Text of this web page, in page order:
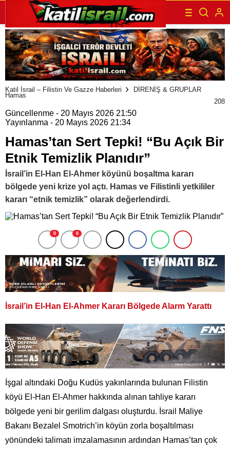
Katil İsrail – Filistin Ve Gazze Haberleri DİRENİŞ & GRUPLAR
Hamas
208
Güncellenme - 20 Mayıs 2026 21:50
Yayınlanma - 20 Mayıs 2026 21:34
Hamas’tan Sert Tepki! “Bu Açık Bir
Etnik Temizlik Planıdır”
İsrail’in El-Han El-Ahmer köyünü boşaltma kararı
bölgede yeni krize yol açtı. Hamas ve Filistinli yetkililer
kararı “etnik temizlik” olarak değerlendirdi.
0 0
İsrail’in El-Han El-Ahmer Kararı Bölgede Alarm Yarattı
İşgal altındaki Doğu Kudüs yakınlarında bulunan Filistin
köyü El-Han El-Ahmer hakkında alınan tahliye kararı
bölgede yeni bir gerilim dalgası oluşturdu. İsrail Maliye
Bakanı Bezalel Smotrich’in köyün zorla boşaltılması
yönündeki talimatı imzalamasının ardından Hamas’tan çok